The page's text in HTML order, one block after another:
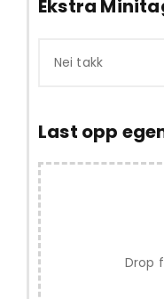
Ekstra
Last opp
Drop